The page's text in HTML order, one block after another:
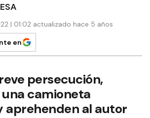
| 01:02 actualizado hace 5 años
en
persecución,
camioneta
aprehenden al autor